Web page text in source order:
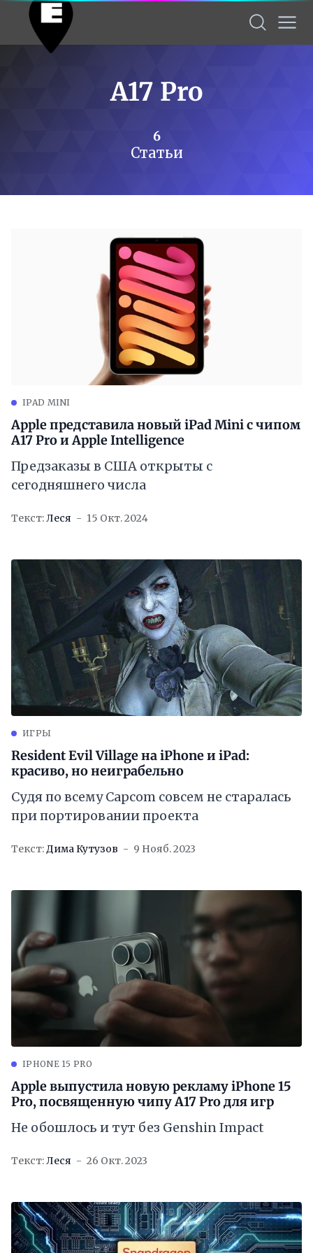
A17 Pro
6
Статьи
IPAD MINI
Apple представила новый iPad Mini с чипом
A17 Pro и Apple Intelligence
Предзаказы в США открыты с
сегодняшнего числа
Текст:Леся 15 Окт. 2024
ИГРЫ
Resident Evil Village на iPhone и iPad:
красиво, но неиграбельно
Судя по всему Capcom совсем не старалась
при портировании проекта
Текст:Дима Кутузов 9 Нояб. 2023
IPHONE 15 PRO
Apple выпустила новую рекламу iPhone 15
Pro, посвященную чипу A17 Pro для игр
Не обошлось и тут без Genshin Impact
Текст:Леся 26 Окт. 2023